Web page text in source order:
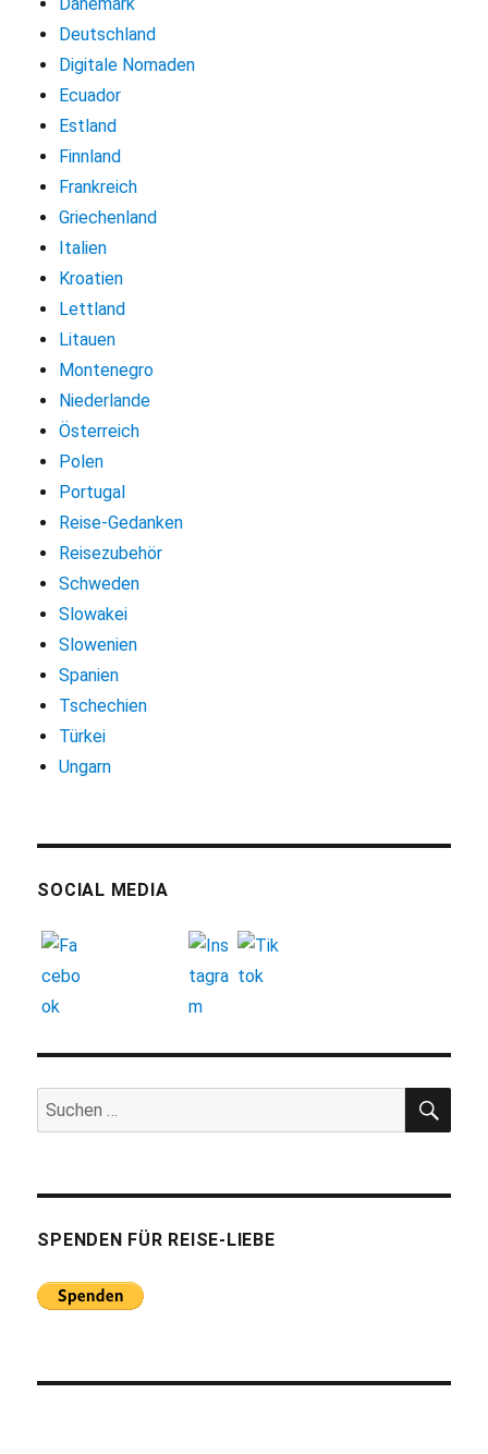
Deutschland
Digitale Nomaden
Ecuador
Estland
Finnland
Frankreich
Griechenland
Italien
Kroatien
Lettland
Litauen
Montenegro
Niederlande
Österreich
Polen
Portugal
Reise-Gedanken
Reisezubehör
Schweden
Slowakei
Slowenien
Spanien
Tschechien
Türkei
Ungarn
SOCIAL MEDIA
Suchen
nach:
SPENDEN FÜR REISE-LIEBE